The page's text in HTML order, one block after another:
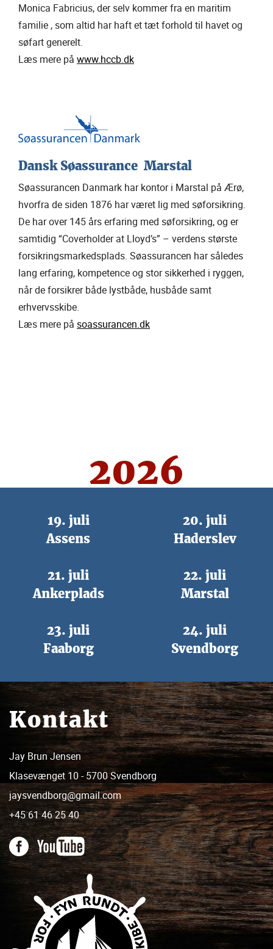
Monica Fabricius, der selv kommer fra en maritim
familie , som altid har haft et tæt forhold til havet og
søfart generelt.
Læs mere på www.hccb.dk
Dansk Søassurance Marstal
Søassurancen Danmark har kontor i Marstal på Ærø,
hvorfra de siden 1876 har været lig med søforsikring.
De har over 145 års erfaring med søforsikring, og er
samtidig “Coverholder at Lloyd’s” – verdens største
forsikringsmarkedsplads. Søassurancen har således
lang erfaring, kompetence og stor sikkerhed i ryggen,
når de forsikrer både lystbåde, husbåde samt
erhvervsskibe.
Læs mere på soassurancen.dk
2026
19. juli
Assens
20. juli
Haderslev
21. juli
Ankerplads
22. juli
Marstal
23. juli
Faaborg
24. juli
Svendborg
Kontakt
Jay Brun Jensen
Klasevænget 10 - 5700 Svendborg
jaysvendborg@gmail.com
+45 61 46 25 40